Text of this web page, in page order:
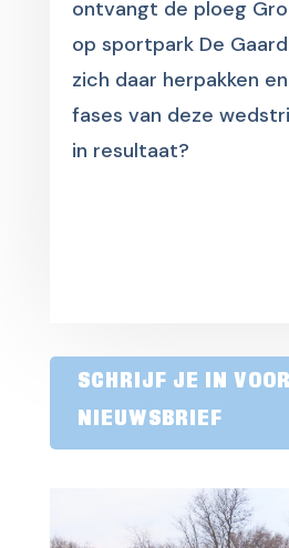
ontvangt de ploeg
op sportpark De
zich daar herpakken
fases van deze
in resultaat?
SCHRIJF JE IN
NIEUWSBRIEF